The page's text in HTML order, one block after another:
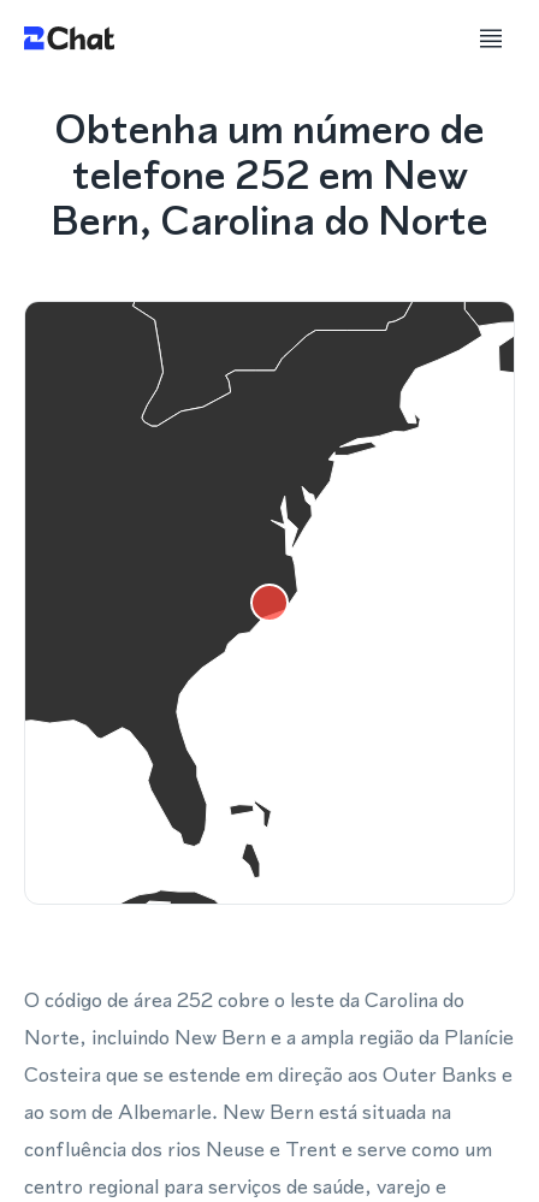
Obtenha um número de
telefone 252 em New
Bern, Carolina do Norte
O código de área 252 cobre o leste da Carolina do
Norte, incluindo New Bern e a ampla região da Planície
Costeira que se estende em direção aos Outer Banks e
ao som de Albemarle. New Bern está situada na
confluência dos rios Neuse e Trent e serve como um
centro regional para serviços de saúde, varejo e